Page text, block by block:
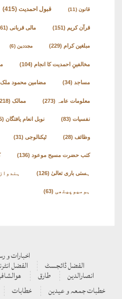
قانون (11) قبول احمدیت (415)
قرآن کریم (151) مالی قربانی (261)
مبلغین کرام (229) مجددین (6)
مخالفینِ احمدیت کا انجام (104)
مساجد (34) مضامین محمود ملک
معلومات عامہ (273) ممالک (218)
نفسیات (83) نوبل انعام یافتگان (45)
وظائف (28) ٹیکنالوجی (31)
کتب حضرت مسیح موعود (136)
ہستی باری تعالیٰ (126)
ہومیوپیتھی (63)
اخبارات و
الفضل ڈائجسٹ الفضل
انصارالدین طارق
خطبات جمعہ و عیدین
خطابات